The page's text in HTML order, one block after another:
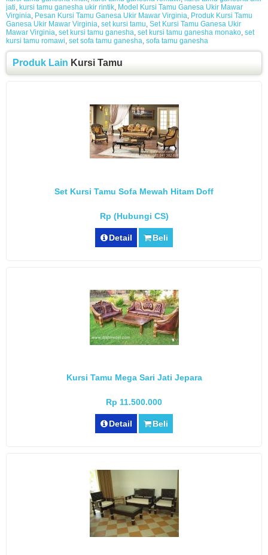
jati, kursi tamu ganesha ukir rintik, Model Kursi Tamu Ganesa Ukir Mawar
Virginia, Pesan Kursi Tamu Ganesa Ukir Mawar Virginia, Produk Kursi Tamu
Ganesa Ukir Mawar Virginia, set kursi tamu, Set Kursi Tamu Ganesa Ukir
Mawar Virginia, set kursi tamu ganesha, set kursi tamu ganesha monako, set
kursi tamu romawi, set sofa tamu ganesha, sofa tamu ganesha
Produk Lain Kursi Tamu
Set Kursi Tamu Sofa Mewah Hitam Doff
Rp (Hubungi CS)
Detail Beli
Kursi Tamu Mega Sari Jati Jepara
Rp 11.500.000
Detail Beli